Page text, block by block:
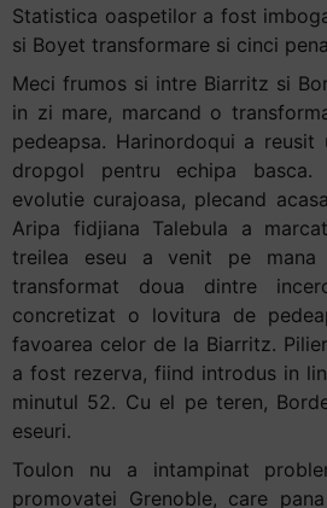
Statistica oaspetilor a fost
si Boyet transformare si cinci
Meci frumos si intre Biarritz si
in zi mare, marcand o
pedeapsa. Harinordoqui a reusit
dropgol pentru echipa
evolutie curajoasa, plecand
Aripa fidjiana Talebula a
treilea eseu a venit pe
transformat doua dintre
concretizat o lovitura de
favoarea celor de la Biarritz.
a fost rezerva, fiind introdus in
minutul 52. Cu el pe teren,
eseuri.
Toulon nu a intampinat
promovatei Grenoble, care